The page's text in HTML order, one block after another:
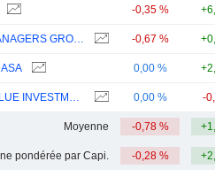
-0,35 %
AFFILIATED MANAGERS GROUP, INC. -0,67 %
0,00 %
PARTNERS VALUE INVESTMENTS LP 0,00 % -
Moyenne -0,78 %
pondérée par Capi. -0,28 %